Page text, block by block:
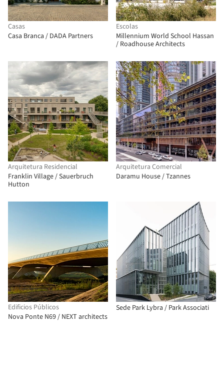
Casas
Casa Branca / DADA Partners
Escolas
Millennium World School Hassan
/ Roadhouse Architects
Arquitetura Residencial
Franklin Village / Sauerbruch
Hutton
Arquitetura Comercial
Daramu House / Tzannes
Edificios Públicos
Nova Ponte N69 / NEXT architects
Sede Park Lybra / Park Associati